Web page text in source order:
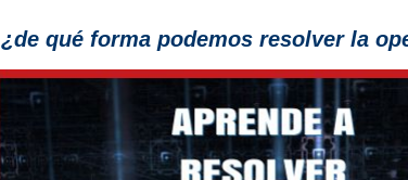
¿de qué forma podemos resolver la